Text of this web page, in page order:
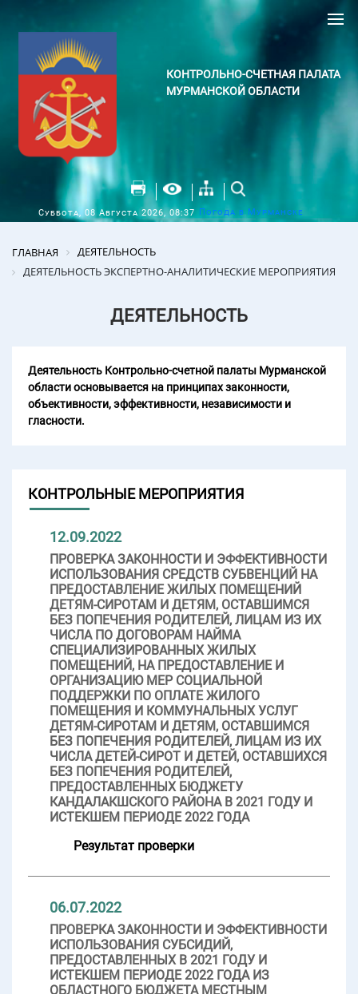
КОНТРОЛЬНО-СЧЕТНАЯ ПАЛАТА
МУРМАНСКОЙ ОБЛАСТИ
Суббота, 08 Августа 2026, 08:37 Погода в Мурманске
ГЛАВНАЯ
ДЕЯТЕЛЬНОСТЬ
ДЕЯТЕЛЬНОСТЬ ЭКСПЕРТНО-АНАЛИТИЧЕСКИЕ МЕРОПРИЯТИЯ
ДЕЯТЕЛЬНОСТЬ
Деятельность Контрольно-счетной палаты Мурманской
области основывается на принципах законности,
объективности, эффективности, независимости и
гласности.
КОНТРОЛЬНЫЕ МЕРОПРИЯТИЯ
12.09.2022
ПРОВЕРКА ЗАКОННОСТИ И ЭФФЕКТИВНОСТИ
ИСПОЛЬЗОВАНИЯ СРЕДСТВ СУБВЕНЦИЙ НА
ПРЕДОСТАВЛЕНИЕ ЖИЛЫХ ПОМЕЩЕНИЙ
ДЕТЯМ-СИРОТАМ И ДЕТЯМ, ОСТАВШИМСЯ
БЕЗ ПОПЕЧЕНИЯ РОДИТЕЛЕЙ, ЛИЦАМ ИЗ ИХ
ЧИСЛА ПО ДОГОВОРАМ НАЙМА
СПЕЦИАЛИЗИРОВАННЫХ ЖИЛЫХ
ПОМЕЩЕНИЙ, НА ПРЕДОСТАВЛЕНИЕ И
ОРГАНИЗАЦИЮ МЕР СОЦИАЛЬНОЙ
ПОДДЕРЖКИ ПО ОПЛАТЕ ЖИЛОГО
ПОМЕЩЕНИЯ И КОММУНАЛЬНЫХ УСЛУГ
ДЕТЯМ-СИРОТАМ И ДЕТЯМ, ОСТАВШИМСЯ
БЕЗ ПОПЕЧЕНИЯ РОДИТЕЛЕЙ, ЛИЦАМ ИЗ ИХ
ЧИСЛА ДЕТЕЙ-СИРОТ И ДЕТЕЙ, ОСТАВШИХСЯ
БЕЗ ПОПЕЧЕНИЯ РОДИТЕЛЕЙ,
ПРЕДОСТАВЛЕННЫХ БЮДЖЕТУ
КАНДАЛАКШСКОГО РАЙОНА В 2021 ГОДУ И
ИСТЕКШЕМ ПЕРИОДЕ 2022 ГОДА
Результат проверки
06.07.2022
ПРОВЕРКА ЗАКОННОСТИ И ЭФФЕКТИВНОСТИ
ИСПОЛЬЗОВАНИЯ СУБСИДИЙ,
ПРЕДОСТАВЛЕННЫХ В 2021 ГОДУ И
ИСТЕКШЕМ ПЕРИОДЕ 2022 ГОДА ИЗ
ОБЛАСТНОГО БЮДЖЕТА МЕСТНЫМ